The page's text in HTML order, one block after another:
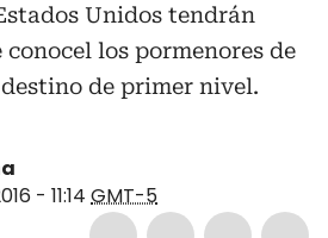
Unidos tendrán
los pormenores de
de primer nivel.
- 11:14 GMT-5